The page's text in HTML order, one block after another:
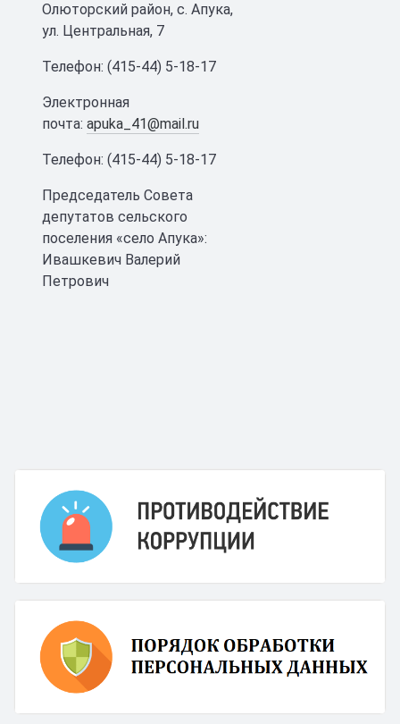
Олюторский район, с. Апука,
ул. Центральная, 7
Телефон: (415-44) 5-18-17
Электронная
почта: apuka_41@mail.ru
Телефон: (415-44) 5-18-17
Председатель Совета
депутатов сельского
поселения «село Апука»:
Ивашкевич Валерий
Петрович